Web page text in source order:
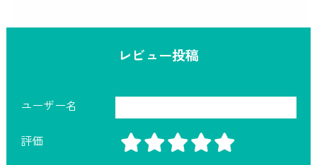
レビュー投稿
ユーザー名
評価